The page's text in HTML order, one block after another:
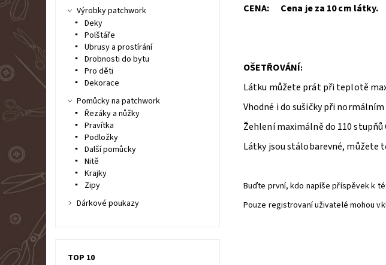
CENA: Cena je za 10 cm látky.
OŠETŘOVÁNÍ:
Látku můžete prát při teplotě
Vhodné i do sušičky při
Žehlení maximálně do 110
Látky jsou stálobarevné, můžete
Buďte první, kdo napíše příspěvek k
Pouze registrovaní uživatelé mohou
Výrobky patchwork
Deky
Polštáře
Ubrusy a prostírání
Drobnosti do bytu
Pro děti
Dekorace
Pomůcky na patchwork
Řezáky a nůžky
Pravítka
Podložky
Další pomůcky
Nitě
Krajky
Zipy
Dárkové poukazy
TOP 10